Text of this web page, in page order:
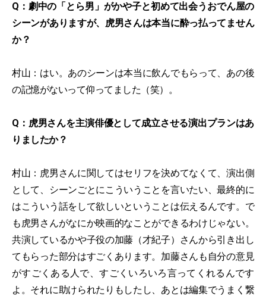
Q：劇中の「とら男」がかや子と初めて出会うおでん屋の
シーンがありますが、虎男さんは本当に酔っ払ってません
か？
村山：はい。あのシーンは本当に飲んでもらって、あの後
の記憶がないって仰ってました（笑）。
Q：虎男さんを主演俳優として成立させる演出プランはあ
りましたか？
村山：虎男さんに関してはセリフを決めてなくて、演出側
として、シーンごとにこういうことを言いたい、最終的に
はこういう話をして欲しいということは伝えるんです。で
も虎男さんがなにか映画的なことができるわけじゃない。
共演しているかや子役の加藤（才紀子）さんから引き出し
てもらった部分はすごくあります。加藤さんも自分の意見
がすごくある人で、すごくいろいろ言ってくれるんです
よ。それに助けられたりもしたし、あとは編集でうまく繋